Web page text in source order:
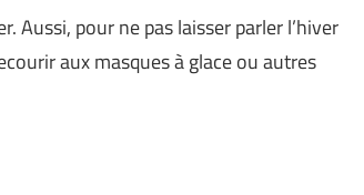
Aussi, pour ne pas laisser parler l’hiver
aux masques à glace ou autres